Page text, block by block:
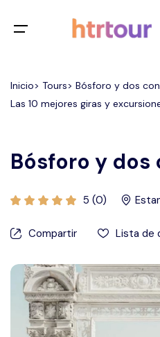
Todos los filtros
Menú de juego
Hogar
Capadocia
Estanbul
Pamukkale
Éfeso
Tours
Blog
Inicio> Tours> Bósforo y dos
Las 10 mejores giras y
Bósforo y
5 (0)
Compartir Lista de